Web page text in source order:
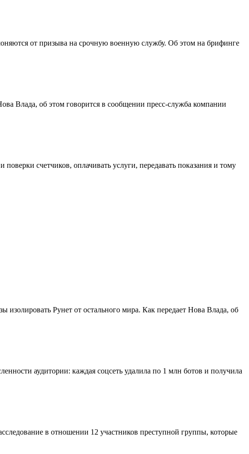
от призыва на срочную военную службу. Об этом на брифинге
Влада, об этом говорится в сообщении пресс-служба компании
счетчиков, оплачивать услуги, передавать показания и тому
изолировать Рунет от остального мира. Как передает Нова Влада, об
аудитории: каждая соцсеть удалила по 1 млн ботов и получила
в отношении 12 участников преступной группы, которые